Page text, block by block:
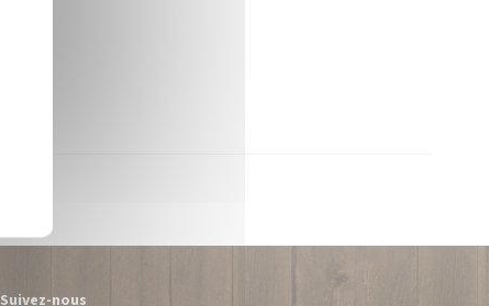
Suivez-nous